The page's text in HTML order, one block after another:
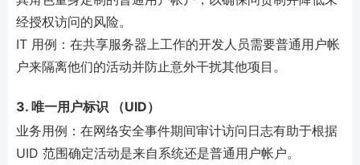
经授权访问的风险。
IT 用例：在共享服务器上工作的开发人员需要普通用户帐
户来隔离他们的活动并防止意外干扰其他项目。
3. 唯一用户标识 （UID）
业务用例：在网络安全事件期间审计访问日志有助于根据
UID 范围确定活动是来自系统还是普通用户帐户。